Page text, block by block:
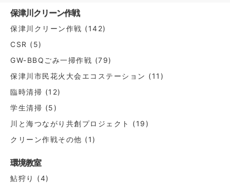
シ
ョ
ン
保津川クリーン作戦
保津川クリーン作戦 (142)
CSR (5)
GW-BBQごみ一掃作戦 (79)
保津川市民花火大会エコステーション (11)
臨時清掃 (12)
学生清掃 (5)
川と海つながり共創プロジェクト
(19)
クリーン作戦その他 (1)
環境教室
鮎狩り
(4)